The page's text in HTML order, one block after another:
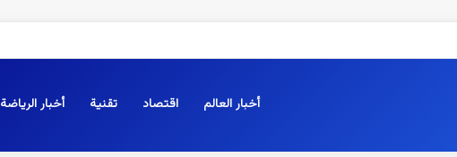
أخبار العالم اقتصاد تقنية أخبار الرياضة